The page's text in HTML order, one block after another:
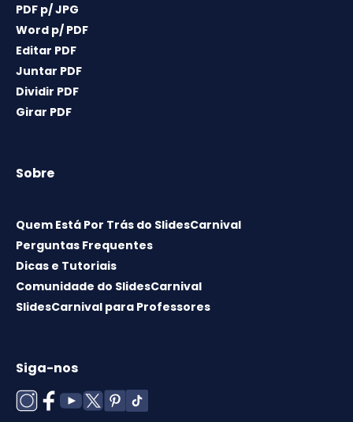
PDF p/ JPG
Word p/ PDF
Editar PDF
Juntar PDF
Dividir PDF
Girar PDF
Sobre
Quem Está Por Trás do SlidesCarnival
Perguntas Frequentes
Dicas e Tutoriais
Comunidade do SlidesCarnival
SlidesCarnival para Professores
Siga-nos